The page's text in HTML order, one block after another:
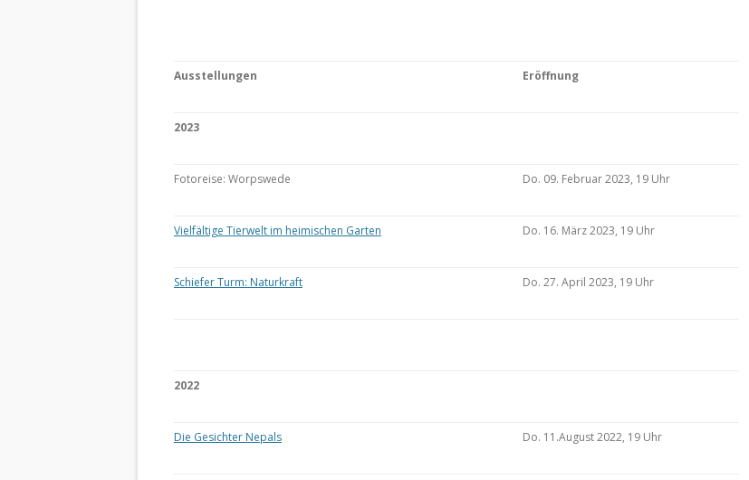
Ausstellungen Eröffnung
2023
Fotoreise: Worpswede Do. 09. Februar 2023, 19 Uhr
Vielfältige Tierwelt im heimischen Garten Do. 16. März 2023, 19 Uhr
Schiefer Turm: Naturkraft Do. 27. April 2023, 19 Uhr
2022
Die Gesichter Nepals Do. 11.August 2022, 19 Uhr